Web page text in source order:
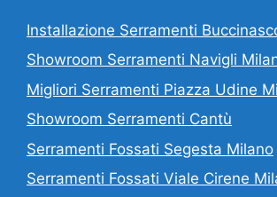
Installazione Serramenti
Showroom Serramenti Navigli
Migliori Serramenti Piazza Udine
Showroom Serramenti Cantù
Serramenti Fossati Segesta Milano
Serramenti Fossati Viale Cirene